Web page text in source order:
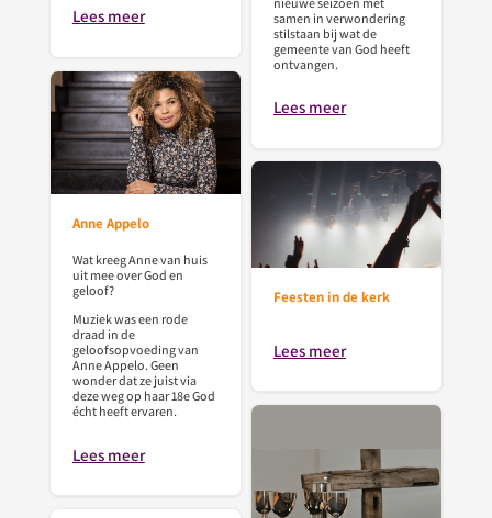
Lees meer
samen in verwondering
stilstaan bij wat de
gemeente van God heeft
ontvangen.
Lees meer
Anne Appelo
Wat kreeg Anne van huis
uit mee over God en
geloof?
Muziek was een rode
draad in de
geloofsopvoeding van
Anne Appelo. Geen
wonder dat ze juist via
deze weg op haar 18e God
écht heeft ervaren.
Lees meer
Feesten in de kerk
Lees meer